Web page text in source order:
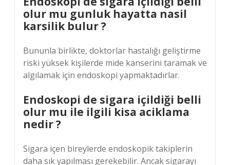
olur mu gunluk hayatta nasil
karsilik bulur ?
Bununla birlikte, doktorlar hastalığı geliştirme
riski yüksek kişilerde mide kanserini taramak ve
algılamak için endoskopi yapmaktadırlar.
Endoskopi de sigara içildiği belli
olur mu ile ilgili kisa aciklama
nedir ?
Sigara içen bireylerde endoskopik takiplerin
daha sık yapılması gerekebilir. Ancak sigarayı